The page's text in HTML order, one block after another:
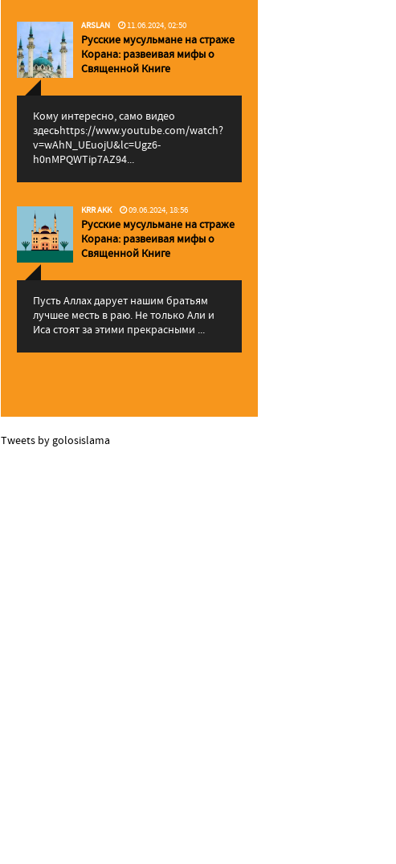
ARSLAN 11.06.2024, 02:50
Русские мусульмане на страже
Корана: pазвеивая мифы о
Священной Книге
Кому интересно, само видео
здесьhttps://www.youtube.com/watch?
v=wAhN_UEuojU&lc=Ugz6-
h0nMPQWTip7AZ94...
KRR AKK 09.06.2024, 18:56
Русские мусульмане на страже
Корана: pазвеивая мифы о
Священной Книге
Пусть Аллах дарует нашим братьям
лучшее месть в раю. Не только Али и
Иса стоят за этими прекрасными ...
Tweets by golosislama